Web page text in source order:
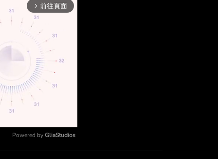
arrow_forward_ios 前往頁面
Powered by GliaStudios